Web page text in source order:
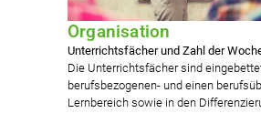
Organisation
Unterrichtsfächer und Zahl der
Die Unterrichtsfächer sind
berufsbezogenen- und einen
Lernbereich sowie in den